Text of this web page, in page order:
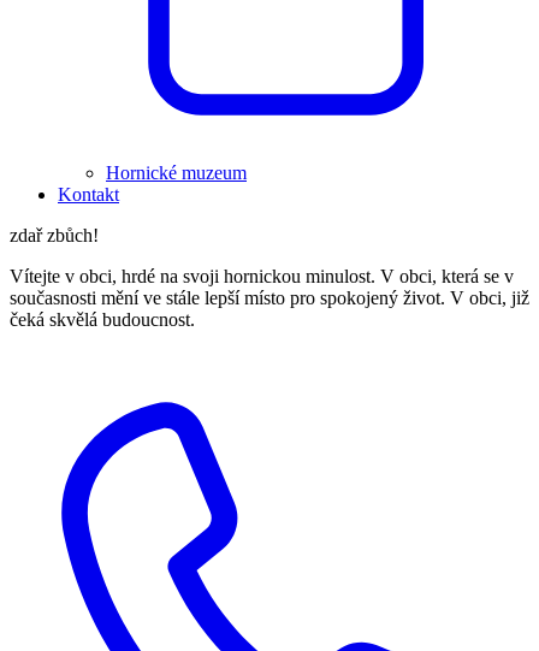
Hornické muzeum
Kontakt
zdař zbůch!
Vítejte v obci, hrdé na svoji hornickou minulost. V obci, která se v
současnosti mění ve stále lepší místo pro spokojený život. V obci, již
čeká skvělá budoucnost.